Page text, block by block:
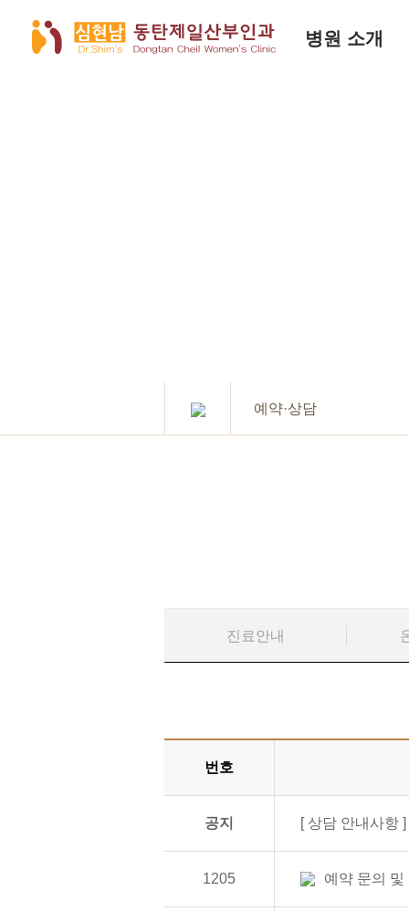
병원 소개
예약·상담
진료안내
번호
공지 [ 상담 안내사항 ]
1205 예약 문의